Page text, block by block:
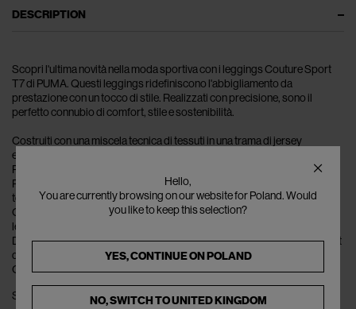
DESCRIPTION
Scopri l'ultima novità nella moda sportiva con i leggings Couture Sport
T7 di PUMA. Questi leggings ridefiniscono l'abbigliamento da
prestazione con un tocco di stile. Realizzati con precisione, sono il
perfetto connubio di comfort, stile e sostenibilità.
Costruiti con una miscela tecnica di tessuti in una trama di jersey
elasticizzato, che offre sia durabilità che flessibilità.
Potenziati con pannelli laterali in rete, per una migliore traspirabilità.
Presentano una stampa del logo su tutta la superficie che aggiunge un
tocco chic al tuo guardaroba da allenamento.
Composti dal 77% di poliestere riciclato e dal 23% di elastan, questi
leggings non sono solo alla moda, ma anche ecologici.
Disponibili in un versatile colore nero, l'aggiunta perfetta a qualsiasi outfit
da fitness.
Codice prodotto: 536992 51, la tua garanzia di autentica qualità PUMA.
Style flpum0250005blk
Hello,
You are currently browsing on our website for Poland. Would
you like to keep this selection?
YES, CONTINUE ONPOLAND
NO, SWITCH TOUNITED KINGDOM